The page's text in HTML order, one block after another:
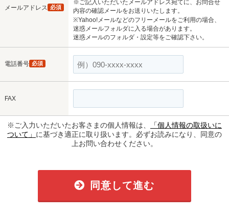
メールアドレス 必須
※ご記入いただいたメールアドレス宛てに、お問合せ
内容の確認メールをお送りいたします。
※Yahoo!メールなどのフリーメールをご利用の場合、
迷惑メールフォルダに入る場合があります。
迷惑メールのフォルダ・設定等をご確認下さい。
電話番号 必須
FAX
※ご入力いただいたお客さまの個人情報は、
「個人情報の取扱いに
ついて」 に基づき適正に取り扱います。必ずお読みになり、同意の
上お問い合わせください。
同意して進む